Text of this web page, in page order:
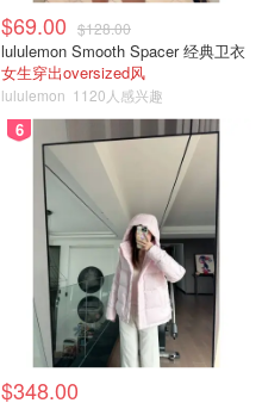
$69.00 $128.00
lululemon Smooth Spacer 经典卫衣
女生穿出oversized风
lululemon 1120人感兴趣
6
$348.00